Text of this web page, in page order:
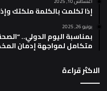
إذا تكلمت بالكلمة ملكتك
يونيو 26, 2025
بمناسبة اليوم الدولي..
متكامل لمواجهة إدمان
الاكثر قراءة